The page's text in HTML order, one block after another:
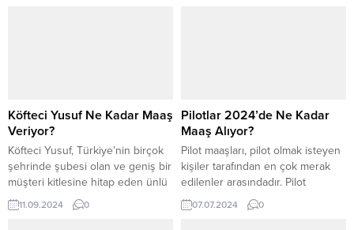
Köfteci Yusuf Ne Kadar Maaş
Veriyor?
Köfteci Yusuf, Türkiye’nin birçok
şehrinde şubesi olan ve geniş bir
müşteri kitlesine hitap eden ünlü
restoran zincirlerinden bir
tanesidir. Bu restoranda çalışmak
11.09.2024 0
Pilotlar 2024’de Ne Kadar
Maaş Alıyor?
Pilot maaşları, pilot olmak isteyen
kişiler tarafından en çok merak
edilenler arasındadır. Pilot
pozisyonunda çalışan bir kişi
2023 yılında ortalama olarak
07.07.2024 0